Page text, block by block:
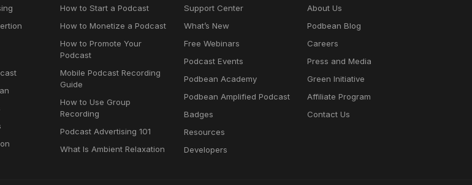
How to Start a Podcast
How to Monetize a Podcast
How to Promote Your
Podcast
Mobile Podcast Recording
Guide
How to Use Group
Recording
Podcast Advertising 101
What Is Ambient Relaxation
Support Center
What’s New
Free Webinars
Podcast Events
Podbean Academy
Podbean Amplified Podcast
Badges
Resources
Developers
About Us
Podbean Blog
Careers
Press and Media
Green Initiative
Affiliate Program
Contact Us